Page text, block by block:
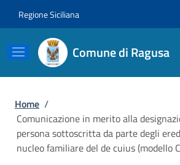
Regione Siciliana
Comune di Ragusa
Briciole di pane
Home /
Comunicazione in merito alla
persona sottoscritta da parte degli
nucleo familiare del de cuius (modello